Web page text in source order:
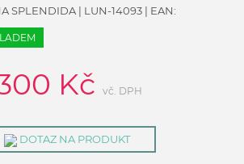
SPLENDIDA | LUN-14093 | EAN:
Kč vč. DPH
DOTAZ NA PRODUKT